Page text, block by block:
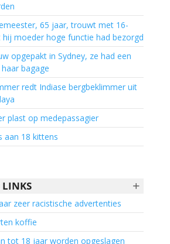
65 jaar, trouwt met 16-
moeder hoge functie had bezorgd
opgepakt in Sydney, ze had een
bagage
redt Indiase bergbeklimmer uit
plast op medepassagier
aan 18 kittens
+
LINKS
zeer racistische advertenties
koffie
tot 18 jaar worden opgeslagen